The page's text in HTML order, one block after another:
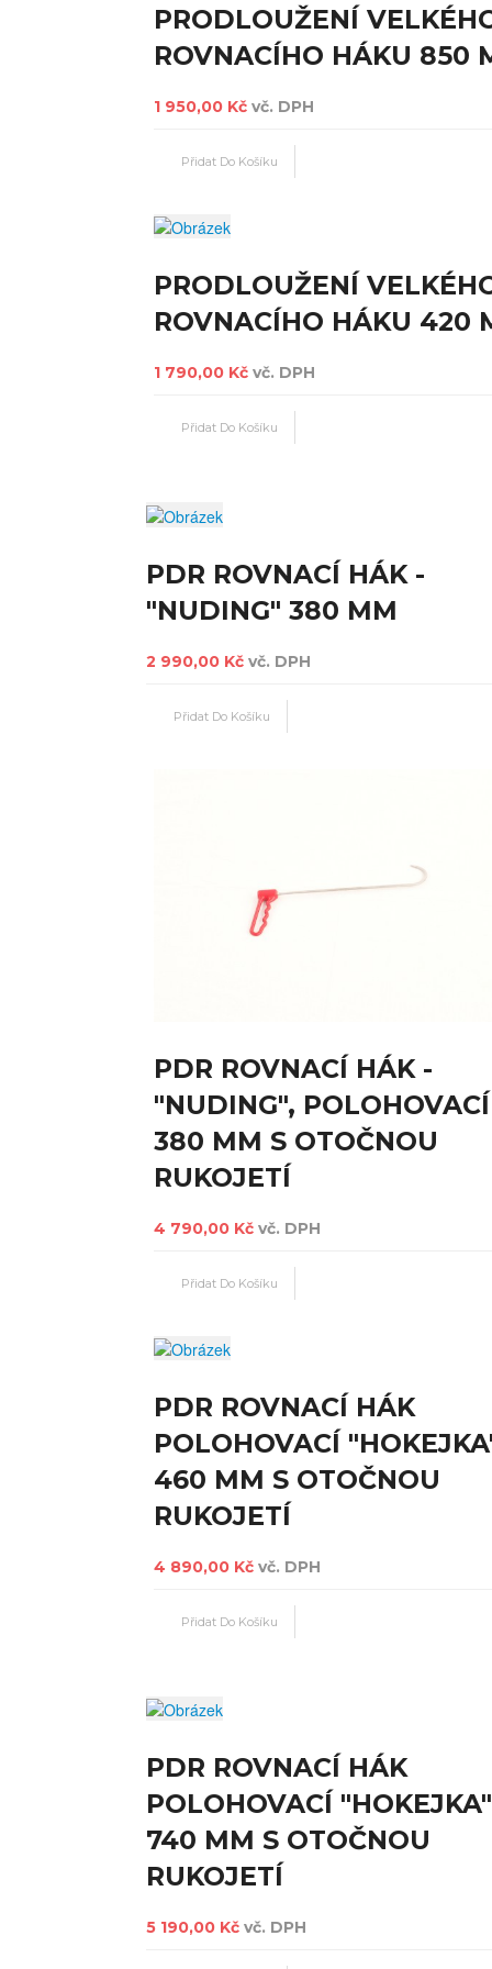
PRODLOUŽENÍ
ROVNACÍHO HÁKU 850
1 950,00 Kč vč. DPH
PRODLOUŽENÍ
ROVNACÍHO HÁKU 420
1 790,00 Kč vč. DPH
PDR ROVNACÍ HÁK -
"NUDING" 380 MM
2 990,00 Kč vč. DPH
PDR ROVNACÍ HÁK -
"NUDING", POLOHOVACÍ
380 MM S OTOČNOU
RUKOJETÍ
4 790,00 Kč vč. DPH
PDR ROVNACÍ HÁK
POLOHOVACÍ
460 MM S OTOČNOU
RUKOJETÍ
4 890,00 Kč vč. DPH
PDR ROVNACÍ HÁK
POLOHOVACÍ "HOKEJKA"
740 MM S OTOČNOU
RUKOJETÍ
5 190,00 Kč vč. DPH